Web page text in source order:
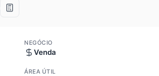
NEGÓCIO
Venda
ÁREA ÚTIL